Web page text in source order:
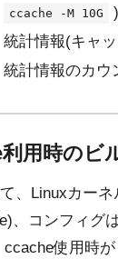
ccache -M 10G
)
統計情報(キャ
統計情報のカウ
用時のビ
、Linuxカー
、コンフィグ
ccache使用時が